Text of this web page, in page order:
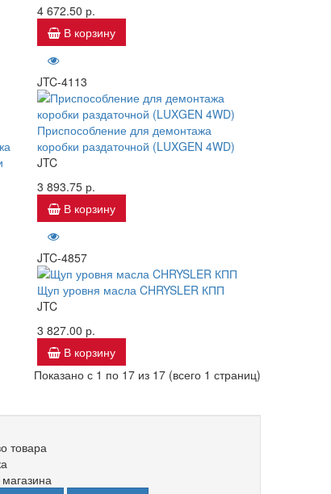
4 672.50 р.
В корзину
JTC-4113
Приспособление для демонтажа
коробки раздаточной (LUXGEN 4WD)
JTC
3 893.75 р.
В корзину
JTC-4857
Щуп уровня масла CHRYSLER КПП
JTC
3 827.00 р.
В корзину
Показано с 1 по 17 из 17 (всего 1 страниц)
товара